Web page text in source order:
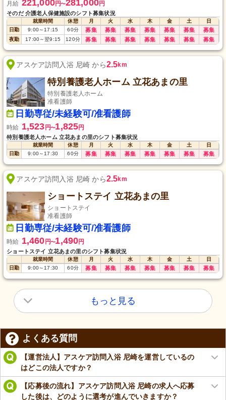
月給 221,000円〜281,000円
そのだ 介護老人保健施設のシフト募集状況
就業時間 休憩 月 火 水 木 金 土
日
日勤
9:00～ 17:15 60分 募集 募集 募集 募集 募集 募集 募集
夜勤 17:00～翌9:15 120分 募集 募集 募集 募集 募集 募集 募集
アスケア訪問入浴 尼崎 から2.5km
特別養護老人ホーム 立花あまの里
特別養護老人ホーム
准看護師
日勤専従/未経験可/准看護師
時給 1,523 円〜1,825円
特別養護老人ホーム 立花あまの里のシフト募集状況
就業時間 休憩 月 火 水 木 金 土
日
日勤
9:00～ 17:30 60分 募集 募集 募集 募集 募集 募集 募集
アスケア訪問入浴 尼崎 から2.5km
ショートステイ 立花あまの里
ショートステイ
准看護師
日勤専従/未経験可/准看護師
時給 1,460 円〜1,490円
ショートステイ 立花あまの里のシフト募集状況
就業時間 休憩 月 火 水 木 金 土
日
日勤
9:00～ 17:30 60分 募集 募集 募集 募集 募集 募集 募集
もっと見る
よくある質問
【運営法人】アスケア訪問入浴 尼崎を運営しているの
はどこの法人ですか？
【応募後の流れ】アスケア訪問入浴 尼崎の求人へ応募
した後は、どのように選考が進んでいきますか？